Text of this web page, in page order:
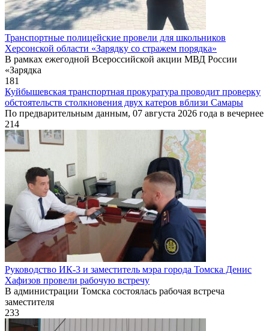
Транспортные полицейские провели для школьников
Херсонской области «Зарядку со стражем порядка»
В рамках ежегодной Всероссийской акции МВД России
«Зарядка
181
Куйбышевская транспортная прокуратура проводит проверку
обстоятельств столкновения двух катеров вблизи Самары
По предварительным данным, 07 августа 2026 года в вечернее
214
Руководство ИК-3 и заместитель мэра города Томска Денис
Хафизов провели рабочую встречу
В администрации Томска состоялась рабочая встреча
заместителя
233